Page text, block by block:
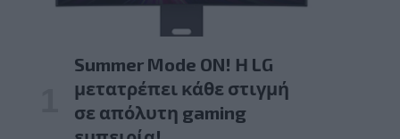
Summer Mode ON! Η LG
μετατρέπει κάθε στιγμή
σε απόλυτη gaming